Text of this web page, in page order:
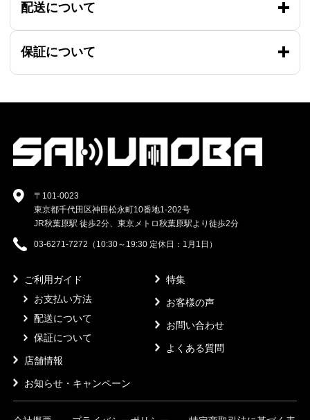
配送について
保証について
〒101-0023
東京都千代田区神田松永町10番地1-202号
JR秋葉原駅 徒歩2分、東京メトロ秋葉原駅より徒歩2分
03-6271-7272（10:30～19:30 定休日：1月1日）
ご利用ガイド
お支払い方法
配送について
保証について
店舗情報
お知らせ・キャンペーン
特集
お客様の声
お問い合わせ
よくある質問